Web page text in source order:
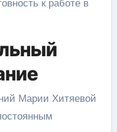
к работе в
Марии Хитяевой